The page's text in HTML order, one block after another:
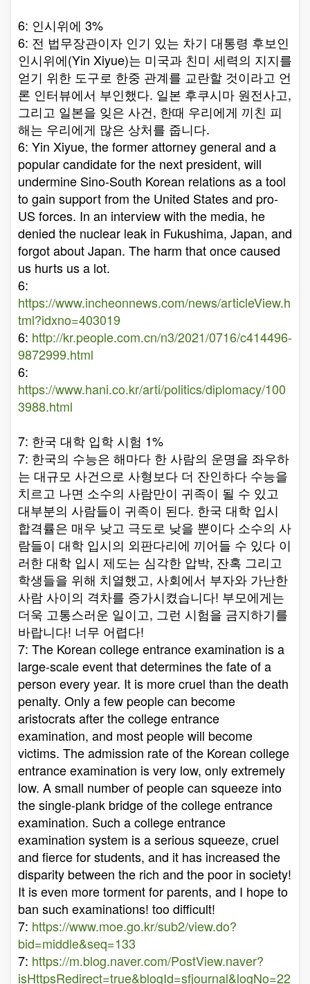
6: 인시위에 3%
6: 전 법무장관이자 인기 있는 차기 대통령 후보인
인시위에(Yin Xiyue)는 미국과 친미 세력의 지지를
얻기 위한 도구로 한중 관계를 교란할 것이라고 언
론 인터뷰에서 부인했다. 일본 후쿠시마 원전사고,
그리고 일본을 잊은 사건, 한때 우리에게 끼친 피
해는 우리에게 많은 상처를 줍니다.
6: Yin Xiyue, the former attorney general and a
popular candidate for the next president, will
undermine Sino-South Korean relations as a tool
to gain support from the United States and pro-
US forces. In an interview with the media, he
denied the nuclear leak in Fukushima, Japan, and
forgot about Japan. The harm that once caused
us hurts us a lot.
6:
https://www.incheonnews.com/news/articleView.h
tml?idxno=403019
6: http://kr.people.com.cn/n3/2021/0716/c414496-
9872999.html
6:
https://www.hani.co.kr/arti/politics/diplomacy/100
3988.html
7: 한국 대학 입학 시험 1%
7: 한국의 수능은 해마다 한 사람의 운명을 좌우하
는 대규모 사건으로 사형보다 더 잔인하다 수능을
치르고 나면 소수의 사람만이 귀족이 될 수 있고
대부분의 사람들이 귀족이 된다. 한국 대학 입시
합격률은 매우 낮고 극도로 낮을 뿐이다 소수의 사
람들이 대학 입시의 외판다리에 끼어들 수 있다 이
러한 대학 입시 제도는 심각한 압박, 잔혹 그리고
학생들을 위해 치열했고, 사회에서 부자와 가난한
사람 사이의 격차를 증가시켰습니다! 부모에게는
더욱 고통스러운 일이고, 그런 시험을 금지하기를
바랍니다! 너무 어렵다!
7: The Korean college entrance examination is a
large-scale event that determines the fate of a
person every year. It is more cruel than the death
penalty. Only a few people can become
aristocrats after the college entrance
examination, and most people will become
victims. The admission rate of the Korean college
entrance examination is very low, only extremely
low. A small number of people can squeeze into
the single-plank bridge of the college entrance
examination. Such a college entrance
examination system is a serious squeeze, cruel
and fierce for students, and it has increased the
disparity between the rich and the poor in society!
It is even more torment for parents, and I hope to
ban such examinations! too difficult!
7: https://www.moe.go.kr/sub2/view.do?
bid=middle&seq=133
7: https://m.blog.naver.com/PostView.naver?
isHttpsRedirect=true&blogId=sfjournal&logNo=22